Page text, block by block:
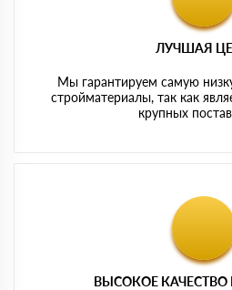
ЛУЧШАЯ
Мы гарантируем самую
стройматериалы, так как
крупных
ВЫСОКОЕ